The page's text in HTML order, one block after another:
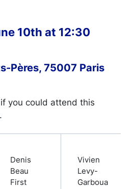
10th at 12:30
Pères, 75007 Paris
you could attend this
Denis
Beau
First
Vivien
Levy-
Garboua